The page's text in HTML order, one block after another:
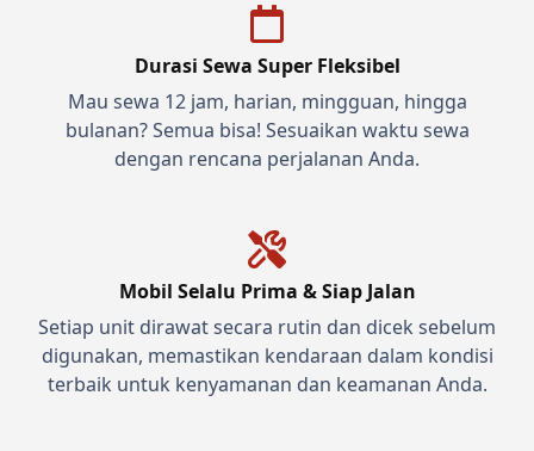
Durasi Sewa Super Fleksibel
Mau sewa 12 jam, harian, mingguan, hingga
bulanan? Semua bisa! Sesuaikan waktu sewa
dengan rencana perjalanan Anda.
Mobil Selalu Prima & Siap Jalan
Setiap unit dirawat secara rutin dan dicek sebelum
digunakan, memastikan kendaraan dalam kondisi
terbaik untuk kenyamanan dan keamanan Anda.